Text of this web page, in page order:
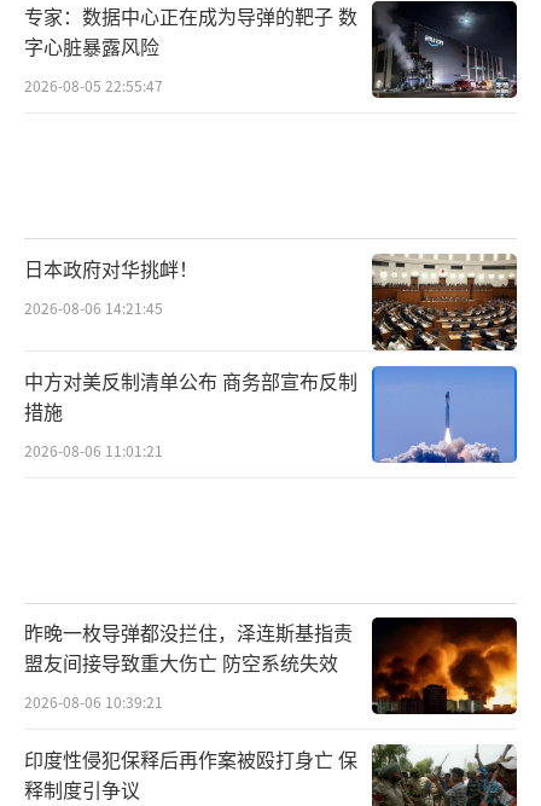
专家：数据中心正在成为导弹的靶子 数
字心脏暴露风险
2026-08-05 22:55:47
日本政府对华挑衅！
2026-08-06 14:21:45
中方对美反制清单公布 商务部宣布反制
措施
2026-08-06 11:01:21
昨晚一枚导弹都没拦住，泽连斯基指责
盟友间接导致重大伤亡 防空系统失效
2026-08-06 10:39:21
印度性侵犯保释后再作案被殴打身亡 保
释制度引争议